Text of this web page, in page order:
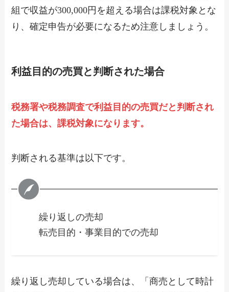
組で収益が300,000円を超える場合は課税対象とな
り、確定申告が必要になるため注意しましょう。
利益目的の売買と判断された場合
税務署や税務調査で利益目的の売買だと判断され
た場合は、課税対象になります。
判断される基準は以下です。
繰り返しの売却
転売目的・事業目的での売却
繰り返し売却している場合は、「商売として時計